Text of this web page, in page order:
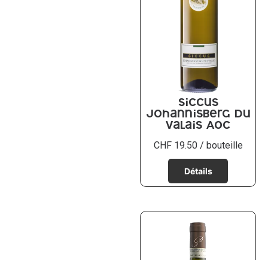
Siccus
Johannisberg du
Valais AOC
CHF19.50 / bouteille